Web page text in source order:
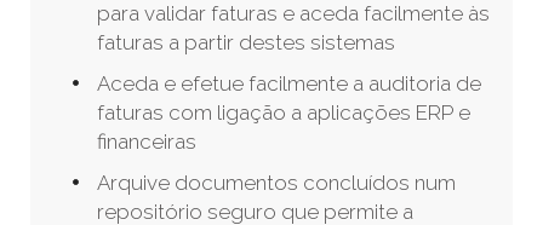
para validar faturas e aceda facilmente às
faturas a partir destes sistemas
Aceda e efetue facilmente a auditoria de
faturas com ligação a aplicações ERP e
financeiras
Arquive documentos concluídos num
repositório seguro que permite a